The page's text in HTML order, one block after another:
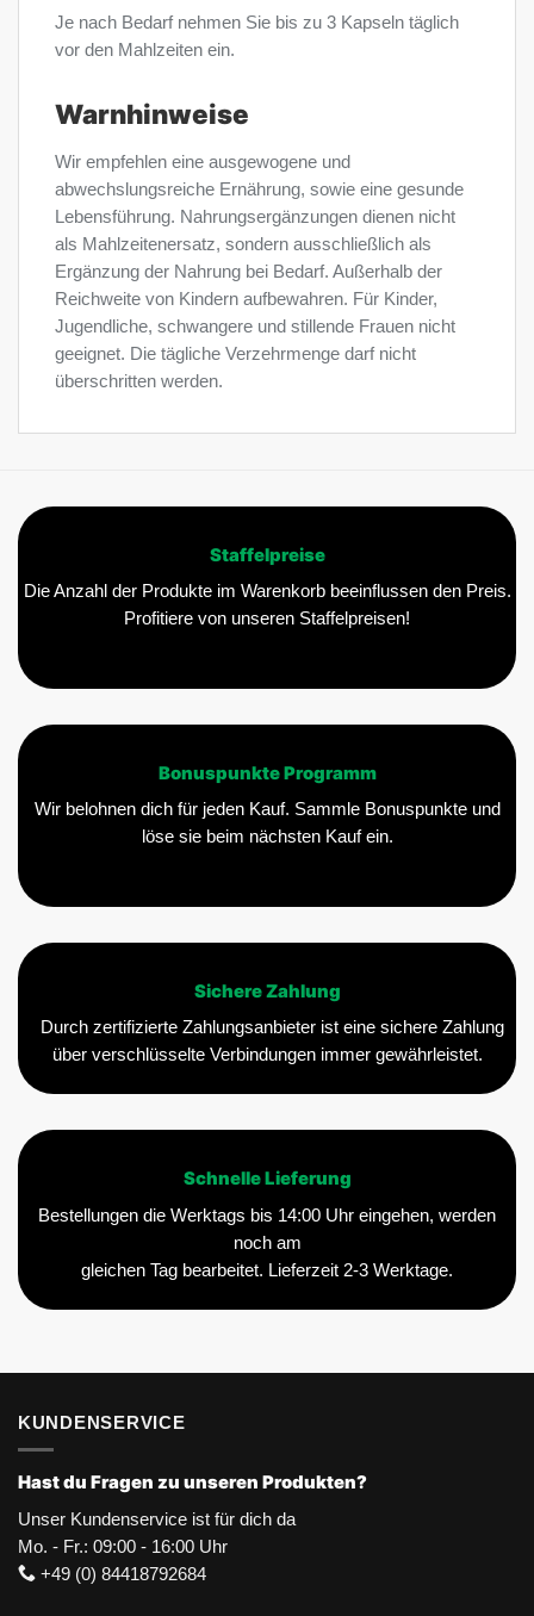
Je nach Bedarf nehmen Sie bis zu 3 Kapseln täglich
vor den Mahlzeiten ein.
Warnhinweise
Wir empfehlen eine ausgewogene und
abwechslungsreiche Ernährung, sowie eine gesunde
Lebensführung. Nahrungsergänzungen dienen nicht
als Mahlzeitenersatz, sondern ausschließlich als
Ergänzung der Nahrung bei Bedarf. Außerhalb der
Reichweite von Kindern aufbewahren. Für Kinder,
Jugendliche, schwangere und stillende Frauen nicht
geeignet. Die tägliche Verzehrmenge darf nicht
überschritten werden.
Staffelpreise
Die Anzahl der Produkte im Warenkorb beeinflussen den Preis.
Profitiere von unseren Staffelpreisen!
Bonuspunkte Programm
Wir belohnen dich für jeden Kauf. Sammle Bonuspunkte und
löse sie beim nächsten Kauf ein.
Sichere Zahlung
Durch zertifizierte Zahlungsanbieter ist eine sichere Zahlung
über verschlüsselte Verbindungen immer gewährleistet.
Schnelle Lieferung
Bestellungen die Werktags bis 14:00 Uhr eingehen, werden
noch am
gleichen Tag bearbeitet. Lieferzeit 2-3 Werktage.
KUNDENSERVICE
Hast du Fragen zu unseren Produkten?
Unser Kundenservice ist für dich da
Mo. - Fr.: 09:00 - 16:00 Uhr
+49 (0) 84418792684